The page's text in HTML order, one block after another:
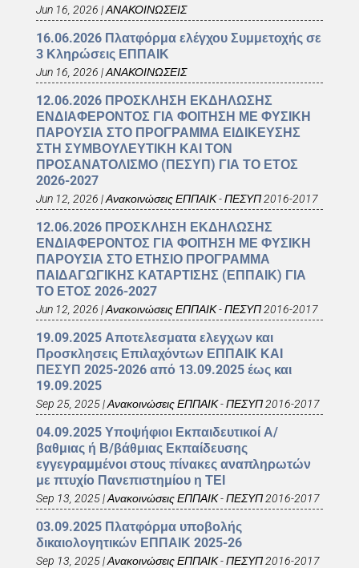
Jun 16, 2026 |ΑΝΑΚΟΙΝΩΣΕΙΣ
16.06.2026 Πλατφόρμα ελέγχου Συμμετοχής σε
3 Κληρώσεις ΕΠΠΑΙΚ
Jun 16, 2026 |ΑΝΑΚΟΙΝΩΣΕΙΣ
12.06.2026 ΠΡΟΣΚΛΗΣΗ ΕΚΔΗΛΩΣΗΣ
ΕΝΔΙΑΦΕΡΟΝΤΟΣ ΓΙΑ ΦΟΙΤΗΣΗ ΜΕ ΦΥΣΙΚΗ
ΠΑΡΟΥΣΙΑ ΣΤΟ ΠΡΟΓΡΑΜΜΑ ΕΙΔΙΚΕΥΣΗΣ
ΣΤΗ ΣΥΜΒΟΥΛΕΥΤΙΚΗ ΚΑΙ ΤΟΝ
ΠΡΟΣΑΝΑΤΟΛΙΣΜΟ (ΠΕΣΥΠ) ΓΙΑ ΤΟ ΕΤΟΣ
2026-2027
Jun 12, 2026 |Ανακοινώσεις ΕΠΠΑΙΚ - ΠΕΣΥΠ 2016-2017
12.06.2026 ΠΡΟΣΚΛΗΣΗ ΕΚΔΗΛΩΣΗΣ
ΕΝΔΙΑΦΕΡΟΝΤΟΣ ΓΙΑ ΦΟΙΤΗΣΗ ΜΕ ΦΥΣΙΚΗ
ΠΑΡΟΥΣΙΑ ΣΤΟ ΕΤΗΣΙΟ ΠΡΟΓΡΑΜΜΑ
ΠΑΙΔΑΓΩΓΙΚΗΣ ΚΑΤΑΡΤΙΣΗΣ (ΕΠΠΑΙΚ) ΓΙΑ
ΤΟ ΕΤΟΣ 2026-2027
Jun 12, 2026 |Ανακοινώσεις ΕΠΠΑΙΚ - ΠΕΣΥΠ 2016-2017
19.09.2025 Αποτελεσματα ελεγχων και
Προσκλησεις Επιλαχόντων ΕΠΠΑΙΚ ΚΑΙ
ΠΕΣΥΠ 2025-2026 από 13.09.2025 έως και
19.09.2025
Sep 25, 2025|Ανακοινώσεις ΕΠΠΑΙΚ - ΠΕΣΥΠ 2016-2017
04.09.2025 Υποψήφιοι Εκπαιδευτικοί Α/
βαθμιας ή Β/βάθμιας Εκπαίδευσης
εγγεγραμμένοι στους πίνακες αναπληρωτών
με πτυχίο Πανεπιστημίου η ΤΕΙ
Sep 13, 2025|Ανακοινώσεις ΕΠΠΑΙΚ - ΠΕΣΥΠ 2016-2017
03.09.2025 Πλατφόρμα υποβολής
δικαιολογητικών ΕΠΠΑΙΚ 2025-26
Sep 13, 2025|Ανακοινώσεις ΕΠΠΑΙΚ - ΠΕΣΥΠ 2016-2017